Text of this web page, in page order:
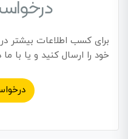
برای کسب اطلاعات بیشتر
خود را ارسال کنید و یا با